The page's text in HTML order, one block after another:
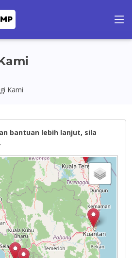
Kami
bantuan lebih lanjut, sila